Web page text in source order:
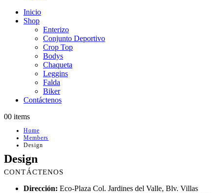
Inicio
Shop
Enterizo
Conjunto Deportivo
Crop Top
Bodys
Chaqueta
Leggins
Falda
Biker
Contáctenos
00 items
Home
Members
Design
Design
CONTÁCTENOS
Dirección: Eco-Plaza Col. Jardines del Valle, Blv. Villas